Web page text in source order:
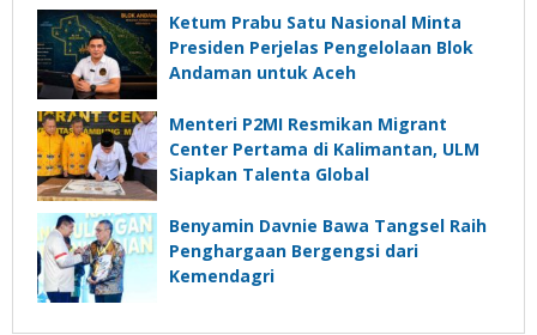
Ketum Prabu Satu Nasional Minta
Presiden Perjelas Pengelolaan Blok
Andaman untuk Aceh
Menteri P2MI Resmikan Migrant
Center Pertama di Kalimantan, ULM
Siapkan Talenta Global
Benyamin Davnie Bawa Tangsel Raih
Penghargaan Bergengsi dari
Kemendagri